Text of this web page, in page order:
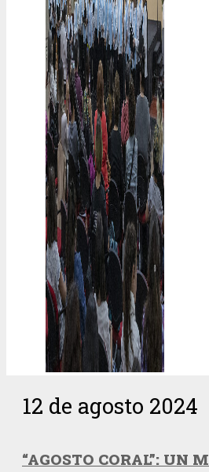
12 de agosto 2024
“AGOSTO CORAL”: UN